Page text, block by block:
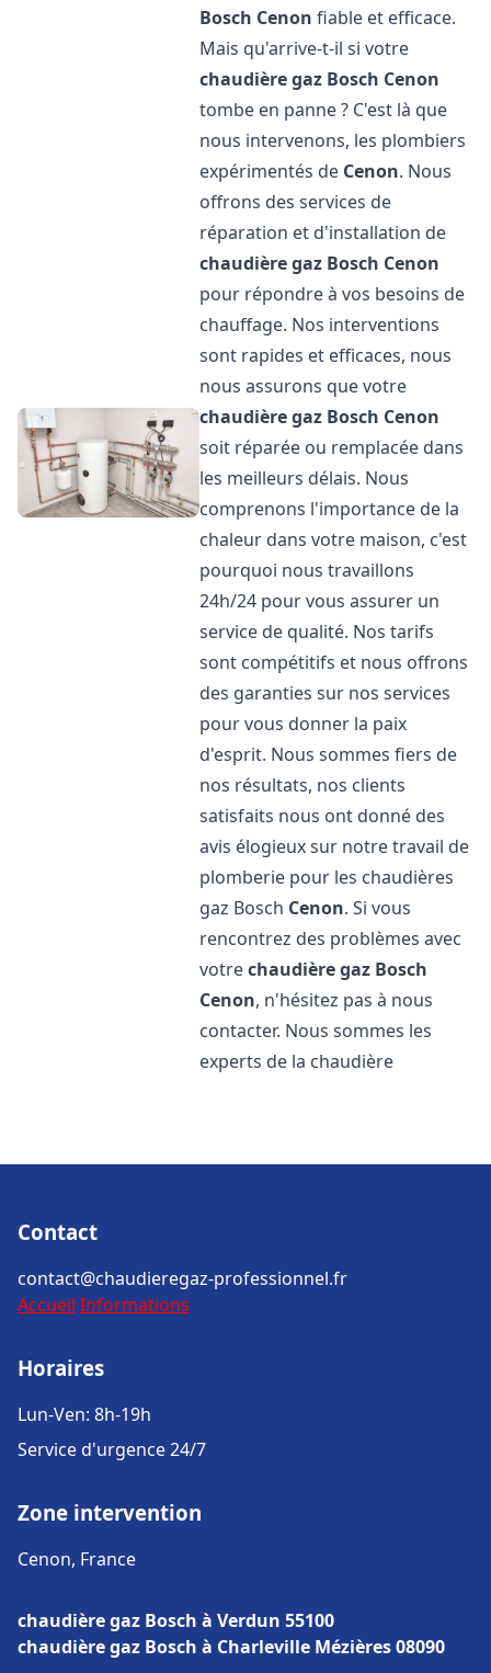
Bosch Cenon fiable et efficace.
Mais qu'arrive-t-il si votre
chaudière gaz Bosch Cenon
tombe en panne ? C'est là que
nous intervenons, les plombiers
expérimentés de Cenon. Nous
offrons des services de
réparation et d'installation de
chaudière gaz Bosch Cenon
pour répondre à vos besoins de
chauffage. Nos interventions
sont rapides et efficaces, nous
nous assurons que votre
chaudière gaz Bosch Cenon
soit réparée ou remplacée dans
les meilleurs délais. Nous
comprenons l'importance de la
chaleur dans votre maison, c'est
pourquoi nous travaillons
24h/24 pour vous assurer un
service de qualité. Nos tarifs
sont compétitifs et nous offrons
des garanties sur nos services
pour vous donner la paix
d'esprit. Nous sommes fiers de
nos résultats, nos clients
satisfaits nous ont donné des
avis élogieux sur notre travail de
plomberie pour les chaudières
gaz Bosch Cenon. Si vous
rencontrez des problèmes avec
votrechaudière gaz Bosch
Cenon, n'hésitez pas à nous
contacter. Nous sommes les
experts de la chaudière
Contact
contact@chaudieregaz-professionnel.fr
Accueil Informations
Horaires
Lun-Ven: 8h-19h
Service d'urgence 24/7
Zone intervention
Cenon, France
chaudière gaz Bosch à Verdun 55100
chaudière gaz Bosch à Charleville Mézières 08090